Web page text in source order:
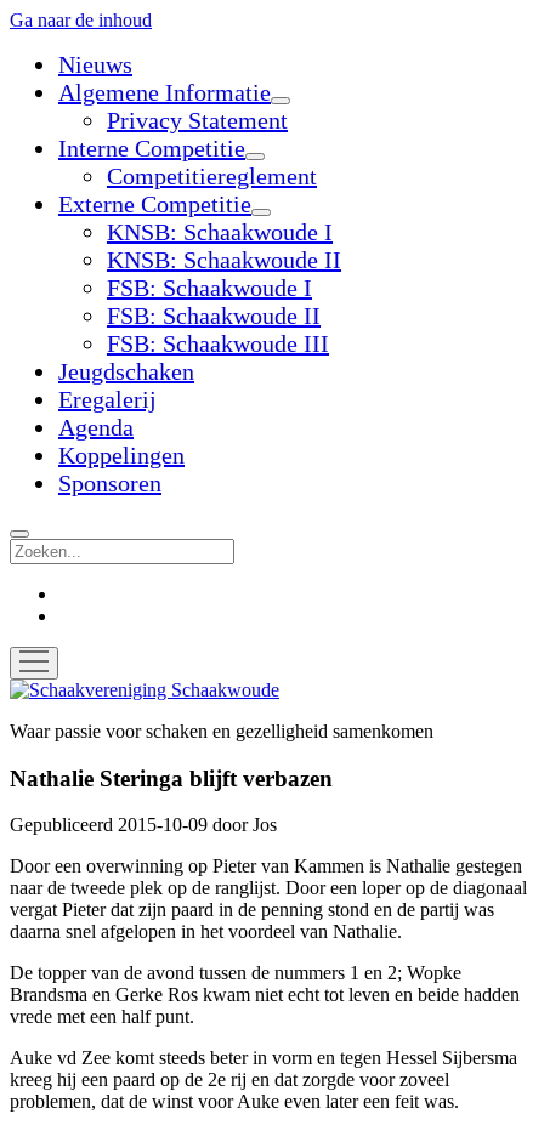
Ga naar de inhoud
Nieuws
Algemene Informatie
open
dropdown
Privacy Statement
Interne Competitie
open
dropdown
Competitiereglement
Externe Competitie
open
dropdown
menu
KNSB: Schaakwoude I
KNSB: Schaakwoude II
FSB: Schaakwoude I
FSB: Schaakwoude II
FSB: Schaakwoude III
Jeugdschaken
Eregalerij
Agenda
Koppelingen
Sponsoren
Zoek
open
menu
Schaakvereniging
Waar passie voor schaken en gezelligheid samenkomen
Nathalie Steringa blijft verbazen
Gepubliceerd 2015-10-09 doorJos
Door een overwinning op Pieter van Kammen is Nathalie gestegen
naar de tweede plek op de ranglijst. Door een loper op de diagonaal
vergat Pieter dat zijn paard in de penning stond en de partij was
daarna snel afgelopen in het voordeel van Nathalie.
De topper van de avond tussen de nummers 1 en 2; Wopke
Brandsma en Gerke Ros kwam niet echt tot leven en beide hadden
vrede met een half punt.
Auke vd Zee komt steeds beter in vorm en tegen Hessel Sijbersma
kreeg hij een paard op de 2e rij en dat zorgde voor zoveel
problemen, dat de winst voor Auke even later een feit was.